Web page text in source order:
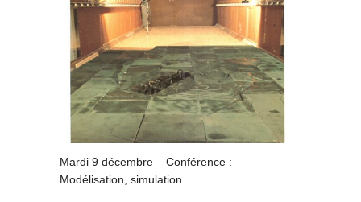
Mardi 9 décembre – Conférence :
Modélisation, simulation